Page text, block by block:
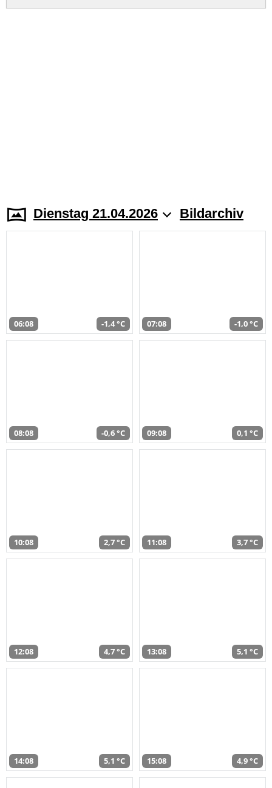
Dienstag 21.04.2026 Bildarchiv
06:08 -1,4 °C 07:08 -1,0 °C
08:08 -0,6 °C 09:08 0,1 °C
10:08 2,7 °C 11:08 3,7 °C
12:08 4,7 °C 13:08 5,1 °C
14:08 5,1 °C 15:08 4,9 °C